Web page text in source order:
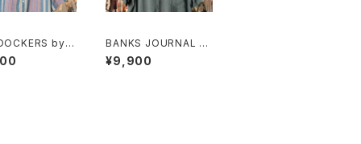
by L
stripe a
Shirt
BANKS JOURNAL ra
yon ×linen open-co
llar Shirt
¥9,900